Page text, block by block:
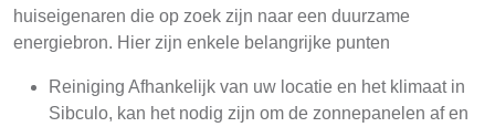
huiseigenaren die op zoek zijn naar een duurzame
energiebron. Hier zijn enkele belangrijke punten
Reiniging Afhankelijk van uw locatie en het klimaat in
Sibculo, kan het nodig zijn om de zonnepanelen af en